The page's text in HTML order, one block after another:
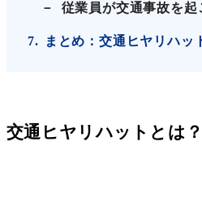
従業員が交通事故を
7 まとめ：交通ヒヤリハッ
交通ヒヤリハットとは？